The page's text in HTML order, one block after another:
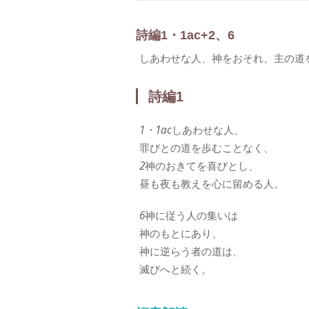
詩編1・1ac+2、6
しあわせな人、神をおそれ、主の道
詩編1
1・1acしあわせな人、
罪びとの道を歩むことなく、
2神のおきてを喜びとし、
昼も夜も教えを心に留める人。
6神に従う人の集いは
神のもとにあり、
神に逆らう者の道は、
滅びへと続く。